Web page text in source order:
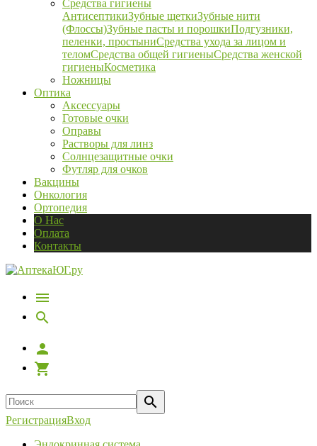
Средства гигиены
АнтисептикиЗубные щеткиЗубные нити
(Флоссы)Зубные пасты и порошкиПодгузники,
пеленки, простыниСредства ухода за лицом и
теломСредства общей гигиеныСредства женской
гигиеныКосметика
Ножницы
Оптика
Аксессуары
Готовые очки
Оправы
Растворы для линз
Солнцезащитные очки
Футляр для очков
Вакцины
Онкология
Ортопедия
О Нас
Оплата
Контакты
РегистрацияВход